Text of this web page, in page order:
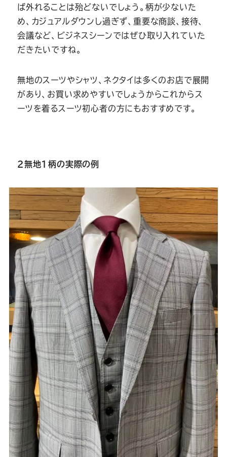
ば外れることは殆どないでしょう。柄が少ないた
め、カジュアルダウンし過ぎず、重要な商談、接待、
会議など、ビジネスシーンではぜひ取り入れていた
だきたいですね。
無地のスーツやシャツ、ネクタイは多くのお店で展開
があり、お買い求めやすいでしょうからこれからス
ーツを着るスーツ初心者の方にもおすすめです。
2無地1柄の実際の例